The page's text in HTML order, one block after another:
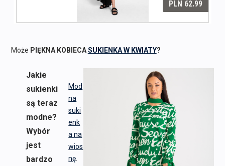
Może PIĘKNA KOBIECASUKIENKA W KWIATY?
Mod
na
suki
enk
a na
wios
nę
Jakie
sukienki
są teraz
modne?
Wybór
jest
bardzo